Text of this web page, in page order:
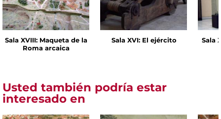
Sala XVIII: Maqueta de la
Roma arcaica
Sala XVI: El ejército Sala
Usted también podría estar
interesado en